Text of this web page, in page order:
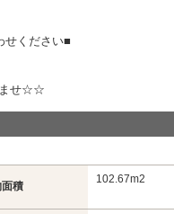
せください■
ませ☆☆
積
102.67m2